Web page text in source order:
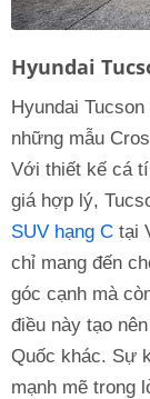
Hyundai
Hyundai
những mẫu
Với thiết kế cá
giá hợp lý,
SUV hạng C tại
chỉ mang đến
góc cạnh mà
điều này tạo
Quốc khác. Sự
mạnh mẽ trong